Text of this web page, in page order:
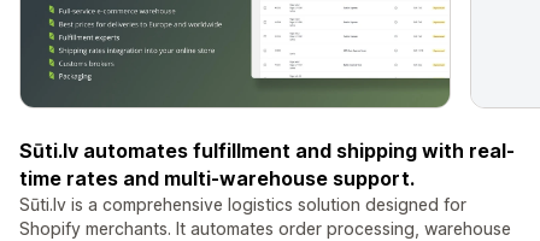
Sūti.lv automates fulfillment and shipping with real-
time rates and multi-warehouse support.
Sūti.lv is a comprehensive logistics solution designed for
Shopify merchants. It automates order processing, warehouse